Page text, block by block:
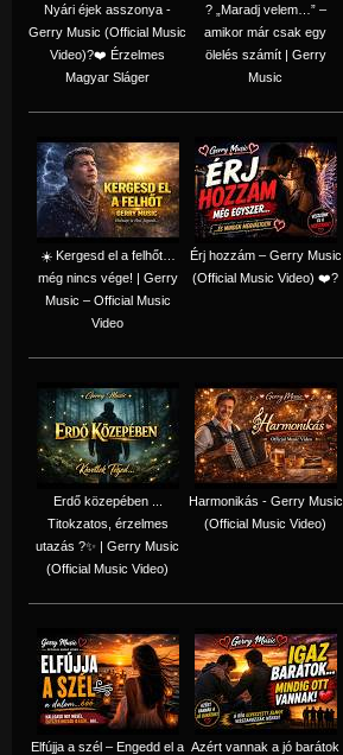
Nyári éjek asszonya -
Gerry Music (Official Music
Video)?❤️ Érzelmes
Magyar Sláger
? „Maradj velem…” –
amikor már csak egy
ölelés számít | Gerry
Music
☀️ Kergesd el a felhőt…
még nincs vége! | Gerry
Music – Official Music
Video
Érj hozzám – Gerry Music
(Official Music Video) ❤️?
Erdő közepében ...
Titokzatos, érzelmes
utazás ?✨ | Gerry Music
(Official Music Video)
Harmonikás - Gerry Music
(Official Music Video)
Elfújja a szél – Engedd el a Azért vannak a jó barátok